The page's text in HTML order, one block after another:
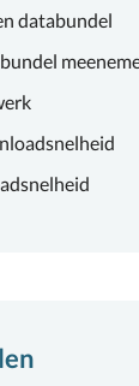
databundel